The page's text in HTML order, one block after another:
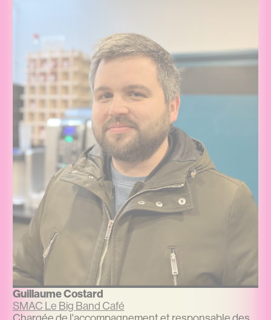
Guillaume Costard
SMAC Le Big Band Café